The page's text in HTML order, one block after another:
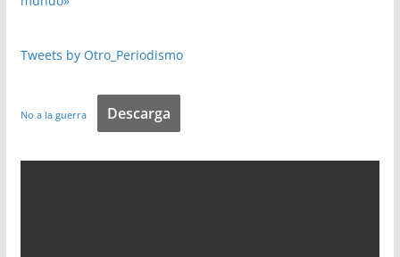
Tweets by Otro_Periodismo
No a la guerra Descarga